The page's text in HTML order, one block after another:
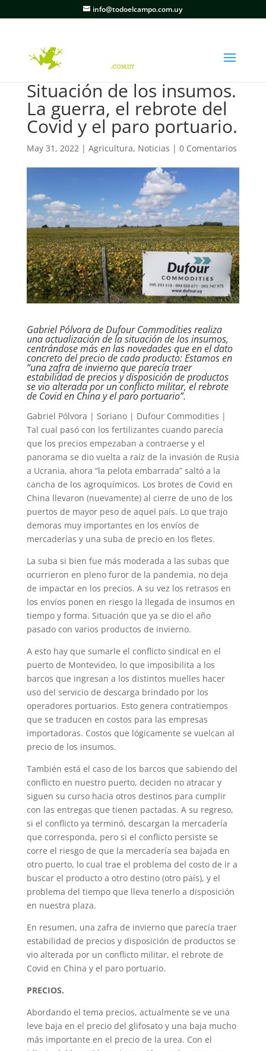
info@todoelcampo.com.uy
Situación de los insumos.
La guerra, el rebrote del
Covid y el paro portuario.
May 31, 2022| Agricultura, Noticias | 0 Comentarios
Gabriel Pólvora de Dufour Commodities realiza
una actualización de la situación de los insumos,
centrándose más en las novedades que en el dato
concreto del precio de cada producto: Estamos en
“una zafra de invierno que parecía traer
estabilidad de precios y disposición de productos
se vio alterada por un conflicto militar, el rebrote
de Covid en China y el paro portuario”.
Gabriel Pólvora | Soriano | Dufour Commodities |
Tal cual pasó con los fertilizantes cuando parecía
que los precios empezaban a contraerse y el
panorama se dio vuelta a raíz de la invasión de Rusia
a Ucrania, ahora “la pelota embarrada” saltó a la
cancha de los agroquímicos. Los brotes de Covid en
China llevaron (nuevamente) al cierre de uno de los
puertos de mayor peso de aquel país. Lo que trajo
demoras muy importantes en los envíos de
mercaderías y una suba de precio en los fletes.
La suba si bien fue más moderada a las subas que
ocurrieron en pleno furor de la pandemia, no deja
de impactar en los precios. A su vez los retrasos en
los envíos ponen en riesgo la llegada de insumos en
tiempo y forma. Situación que ya se dio el año
pasado con varios productos de invierno.
A esto hay que sumarle el conflicto sindical en el
puerto de Montevideo, lo que imposibilita a los
barcos que ingresan a los distintos muelles hacer
uso del servicio de descarga brindado por los
operadores portuarios. Esto genera contratiempos
que se traducen en costos para las empresas
importadoras. Costos que lógicamente se vuelcan al
precio de los insumos.
También está el caso de los barcos que sabiendo del
conflicto en nuestro puerto, deciden no atracar y
siguen su curso hacia otros destinos para cumplir
con las entregas que tienen pactadas. A su regreso,
si el conflicto ya terminó, descargan la mercadería
que corresponda, pero si el conflicto persiste se
corre el riesgo de que la mercadería sea bajada en
otro puerto, lo cual trae el problema del costo de ir a
buscar el producto a otro destino (otro país), y el
problema del tiempo que lleva tenerlo a disposición
en nuestra plaza.
En resumen, una zafra de invierno que parecía traer
estabilidad de precios y disposición de productos se
vio alterada por un conflicto militar, el rebrote de
Covid en China y el paro portuario.
PRECIOS.
Abordando el tema precios, actualmente se ve una
leve baja en el precio del glifosato y una baja mucho
más importante en el precio de la urea. Con el